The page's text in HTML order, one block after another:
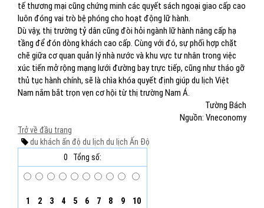
tế thương mại cũng chứng minh các quyết sách ngoại giao cấp cao
luôn đóng vai trò bệ phóng cho hoạt động lữ hành.
Dù vậy, thị trường tỷ dân cũng đòi hỏi ngành lữ hành nâng cấp hạ
tầng để đón dòng khách cao cấp. Cùng với đó, sự phối hợp chặt
chẽ giữa cơ quan quản lý nhà nước và khu vực tư nhân trong việc
xúc tiến mở rộng mạng lưới đường bay trực tiếp, cũng như tháo gỡ
thủ tục hành chính, sẽ là chìa khóa quyết định giúp du lịch Việt
Nam nắm bắt trọn vẹn cơ hội từ thị trường Nam Á.
Tường Bách
Nguồn: Vneconomy
Trở về đầu trang
du khách ấn độ du lịch du lịch Ấn Độ
0
Tổng số:
1 2 3 4 5 6 7 8 9 10